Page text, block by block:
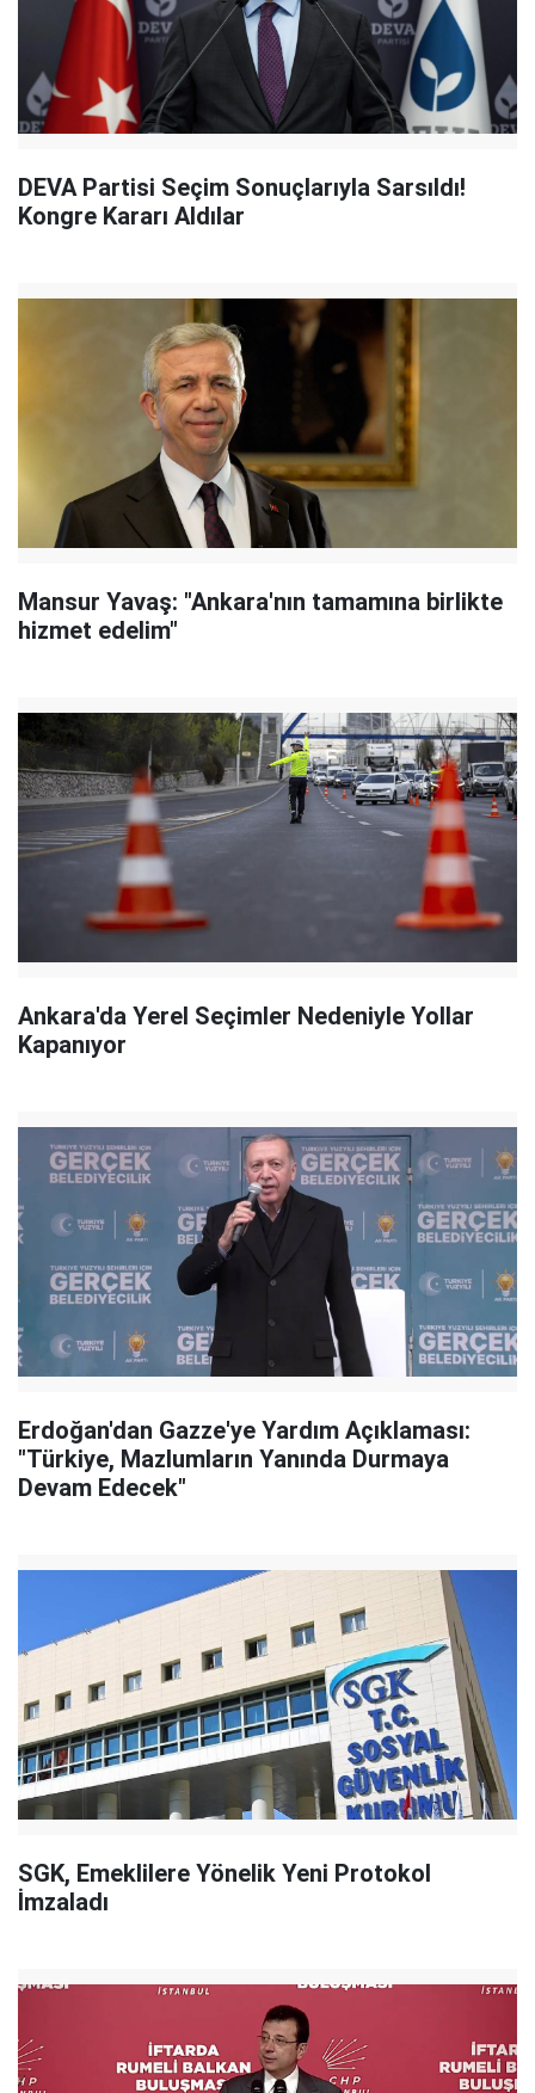
DEVA Partisi Seçim Sonuçlarıyla Sarsıldı!
Kongre Kararı Aldılar
Mansur Yavaş: "Ankara'nın tamamına birlikte
hizmet edelim"
Ankara'da Yerel Seçimler Nedeniyle Yollar
Kapanıyor
Erdoğan'dan Gazze'ye Yardım Açıklaması:
"Türkiye, Mazlumların Yanında Durmaya
Devam Edecek"
SGK, Emeklilere Yönelik Yeni Protokol
İmzaladı